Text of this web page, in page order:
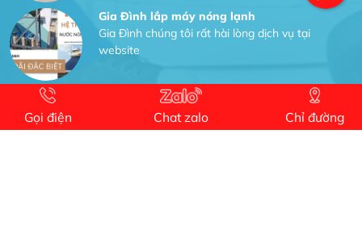
Anh An
vụ
Dịch vụ MoTor
Gọi điện Chat zalo Chỉ đường